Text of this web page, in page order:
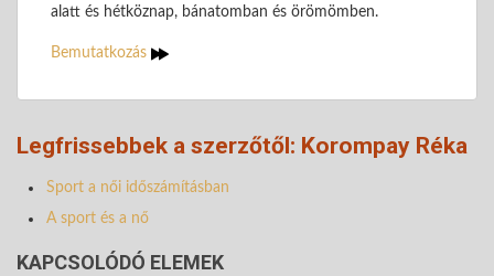
alatt és hétköznap, bánatomban és örömömben.
Bemutatkozás
Legfrissebbek a szerzőtől: Korompay Réka
Sport a női időszámításban
A sport és a nő
KAPCSOLÓDÓ ELEMEK